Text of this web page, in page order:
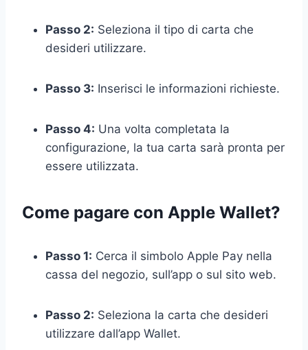
Passo 2: Seleziona il tipo di carta che
desideri utilizzare.
Passo 3: Inserisci le informazioni richieste.
Passo 4: Una volta completata la
configurazione, la tua carta sarà pronta per
essere utilizzata.
Come pagare con Apple Wallet?
Passo 1: Cerca il simbolo Apple Pay nella
cassa del negozio, sull’app o sul sito web.
Passo 2: Seleziona la carta che desideri
utilizzare dall’app Wallet.